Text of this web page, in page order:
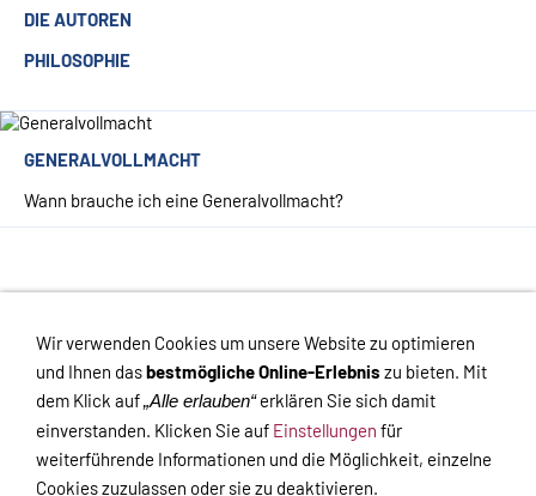
DIE AUTOREN
PHILOSOPHIE
GENERALVOLLMACHT
Wann brauche ich eine Generalvollmacht?
Impressum-Datenschutzerklärung-Haftungsausschluss
Kontakt-Versand-Widerrufsrecht-Widerrufsformular
Wir verwenden Cookies um unsere Website zu optimieren
und Ihnen dasbestmögliche Online-Erlebnis zu bieten. Mit
dem Klick auf„Alle erlauben“erklären Sie sich damit
einverstanden. Klicken Sie auf Einstellungen für
weiterführende Informationen und die Möglichkeit, einzelne
Cookies zuzulassen oder sie zu deaktivieren.